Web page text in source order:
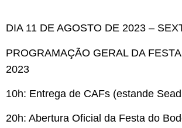
DIA 11 DE AGOSTO DE 2023 –
PROGRAMAÇÃO GERAL DA
2023
10h: Entrega de CAFs (estande
20h: Abertura Oficial da Festa do